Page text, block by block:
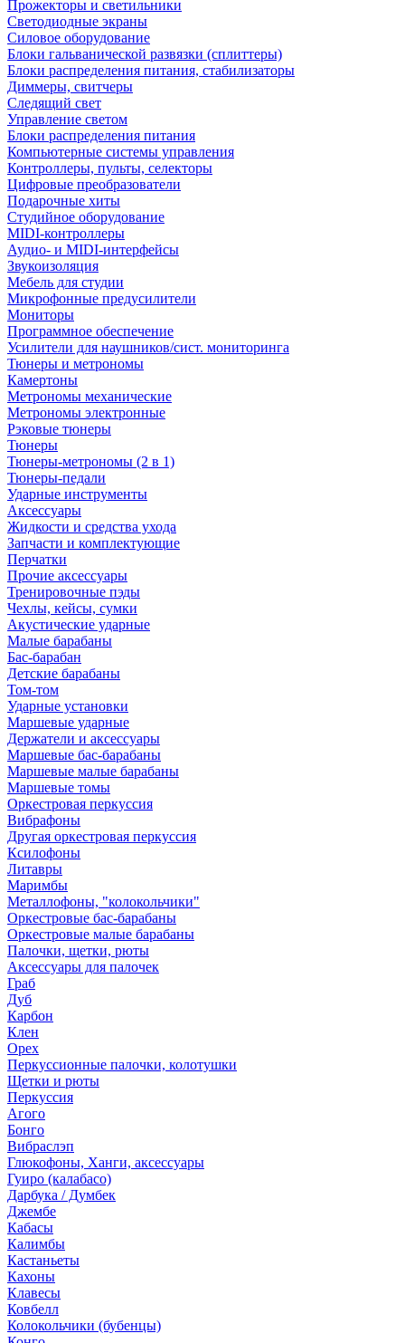
Прожекторы и светильники
Светодиодные экраны
Силовое оборудование
Блоки гальванической развязки (сплиттеры)
Блоки распределения питания, стабилизаторы
Диммеры, свитчеры
Следящий свет
Управление светом
Блоки распределения питания
Компьютерные системы управления
Контроллеры, пульты, селекторы
Цифровые преобразователи
Подарочные хиты
Студийное оборудование
MIDI-контроллеры
Аудио- и MIDI-интерфейсы
Звукоизоляция
Мебель для студии
Микрофонные предусилители
Мониторы
Программное обеспечение
Усилители для наушников/сист. мониторинга
Тюнеры и метрономы
Камертоны
Метрономы механические
Метрономы электронные
Рэковые тюнеры
Тюнеры
Тюнеры-метрономы (2 в 1)
Тюнеры-педали
Ударные инструменты
Аксессуары
Жидкости и средства ухода
Запчасти и комплектующие
Перчатки
Прочие аксессуары
Тренировочные пэды
Чехлы, кейсы, сумки
Акустические ударные
Mалые барабаны
Бас-барабан
Детские барабаны
Том-том
Ударные установки
Маршевые ударные
Держатели и аксессуары
Маршевые бас-барабаны
Маршевые малые барабаны
Маршевые томы
Оркестровая перкуссия
Вибрафоны
Другая оркестровая перкуссия
Ксилофоны
Литавры
Маримбы
Металлофоны, "колокольчики"
Оркестровые бас-барабаны
Оркестровые малые барабаны
Палочки, щетки, рюты
Аксессуары для палочек
Граб
Дуб
Карбон
Клен
Орех
Перкуссионные палочки, колотушки
Щетки и рюты
Перкуссия
Агого
Бонго
Вибраслэп
Глюкофоны, Ханги, аксессуары
Гуиро (калабасо)
Дарбука / Думбек
Джембе
Кабасы
Калимбы
Кастаньеты
Кахоны
Клавесы
Ковбелл
Колокольчики (бубенцы)